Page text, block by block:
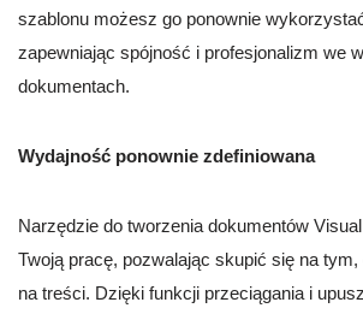
szablonu możesz go ponownie
zapewniając spójność i profesjonalizm we
dokumentach.
Wydajność ponownie zdefiniowana
Narzędzie do tworzenia dokumentów
Twoją pracę, pozwalając skupić się na
na treści. Dzięki funkcji przeciągania i